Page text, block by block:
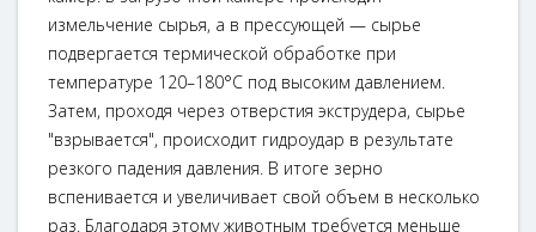
измельчение сырья, а в прессующей — сырье
подвергается термической обработке при
температуре 120–180°C под высоким давлением.
Затем, проходя через отверстия экструдера, сырье
"взрывается", происходит гидроудар в результате
резкого падения давления. В итоге зерно
вспенивается и увеличивает свой объем в несколько
раз. Благодаря этому животным требуется меньше